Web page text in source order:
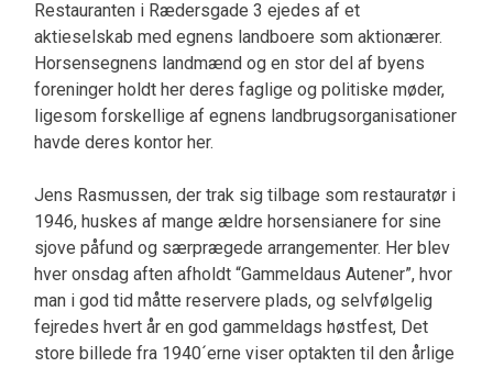
Restauranten i Rædersgade 3 ejedes af et
aktieselskab med egnens landboere som aktionærer.
Horsensegnens landmænd og en stor del af byens
foreninger holdt her deres faglige og politiske møder,
ligesom forskellige af egnens landbrugsorganisationer
havde deres kontor her.
Jens Rasmussen, der trak sig tilbage som restauratør i
1946, huskes af mange ældre horsensianere for sine
sjove påfund og særprægede arrangementer. Her blev
hver onsdag aften afholdt “Gammeldaus Autener”, hvor
man i god tid måtte reservere plads, og selvfølgelig
fejredes hvert år en god gammeldags høstfest, Det
store billede fra 1940´erne viser optakten til den årlige